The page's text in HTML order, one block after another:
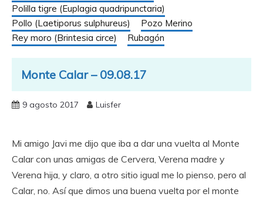
Polilla tigre (Euplagia quadripunctaria)
Pollo (Laetiporus sulphureus)
Pozo Merino
Rey moro (Brintesia circe)
Rubagón
Monte Calar – 09.08.17
9 agosto 2017 Luisfer
Mi amigo Javi me dijo que iba a dar una vuelta al Monte
Calar con unas amigas de Cervera, Verena madre y
Verena hija, y claro, a otro sitio igual me lo pienso, pero al
Calar, no. Así que dimos una buena vuelta por el monte